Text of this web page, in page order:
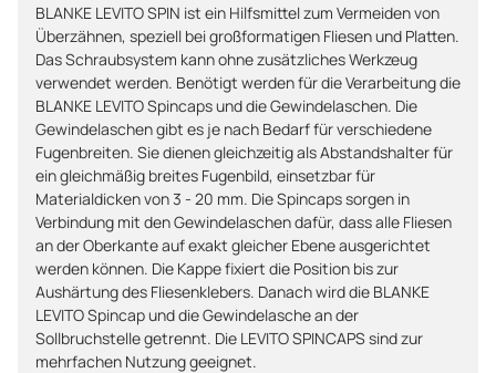
BLANKE LEVITO SPIN ist ein Hilfsmittel zum Vermeiden von
Überzähnen, speziell bei großformatigen Fliesen und Platten.
Das Schraubsystem kann ohne zusätzliches Werkzeug
verwendet werden. Benötigt werden für die Verarbeitung die
BLANKE LEVITO Spincaps und die Gewindelaschen. Die
Gewindelaschen gibt es je nach Bedarf für verschiedene
Fugenbreiten. Sie dienen gleichzeitig als Abstandshalter für
ein gleichmäßig breites Fugenbild, einsetzbar für
Materialdicken von 3 - 20 mm. Die Spincaps sorgen in
Verbindung mit den Gewindelaschen dafür, dass alle Fliesen
an der Oberkante auf exakt gleicher Ebene ausgerichtet
werden können. Die Kappe fixiert die Position bis zur
Aushärtung des Fliesenklebers. Danach wird die BLANKE
LEVITO Spincap und die Gewindelasche an der
Sollbruchstelle getrennt. Die LEVITO SPINCAPS sind zur
mehrfachen Nutzung geeignet.